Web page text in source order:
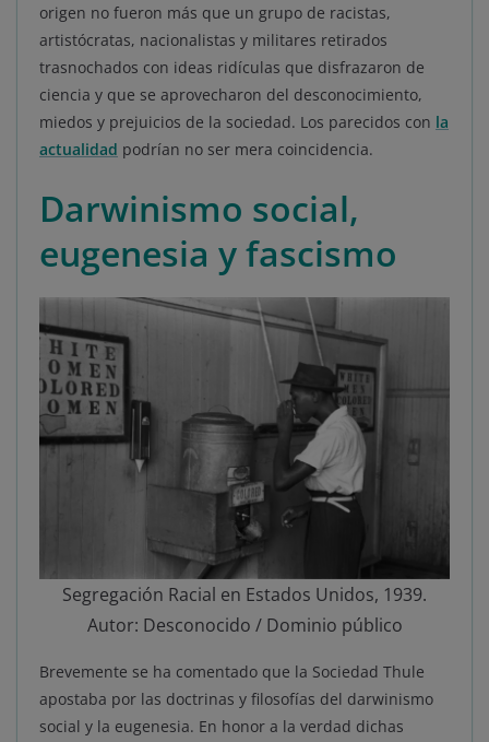
origen no fueron más que un grupo de racistas,
artistócratas, nacionalistas y militares retirados
trasnochados con ideas ridículas que disfrazaron de
ciencia y que se aprovecharon del desconocimiento,
miedos y prejuicios de la sociedad. Los parecidos con la
actualidad podrían no ser mera coincidencia.
Darwinismo social,
eugenesia y fascismo
Segregación Racial en Estados Unidos, 1939.
Autor: Desconocido / Dominio público
Brevemente se ha comentado que la Sociedad Thule
apostaba por las doctrinas y filosofías del darwinismo
social y la eugenesia. En honor a la verdad dichas